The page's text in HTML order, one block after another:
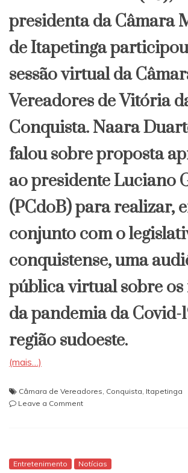
presidenta da Câmara
de Itapetinga
sessão virtual da
Vereadores de Vitória
Conquista. Naara
falou sobre proposta
ao presidente Luciano
(PCdoB) para realizar,
conjunto com o
conquistense, uma
pública virtual sobre os
da pandemia da Covid-
região sudoeste.
(mais…)
Câmara de Vereadores, Conquista, Itapetinga
Leave a Commenton
Câmara
Entretenimento Notícias